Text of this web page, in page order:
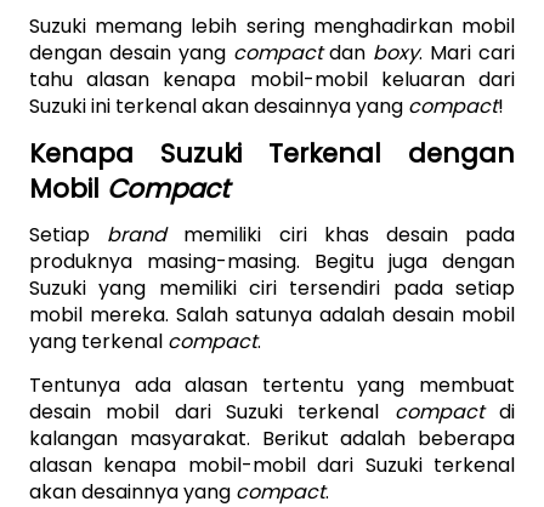
Suzuki memang lebih sering menghadirkan mobil
dengan desain yang compact dan boxy. Mari cari
tahu alasan kenapa mobil-mobil keluaran dari
Suzuki ini terkenal akan desainnya yang compact!
Kenapa Suzuki Terkenal dengan
Mobil Compact
Setiap brand memiliki ciri khas desain pada
produknya masing-masing. Begitu juga dengan
Suzuki yang memiliki ciri tersendiri pada setiap
mobil mereka. Salah satunya adalah desain mobil
yang terkenal compact.
Tentunya ada alasan tertentu yang membuat
desain mobil dari Suzuki terkenal compact di
kalangan masyarakat. Berikut adalah beberapa
alasan kenapa mobil-mobil dari Suzuki terkenal
akan desainnya yang compact.